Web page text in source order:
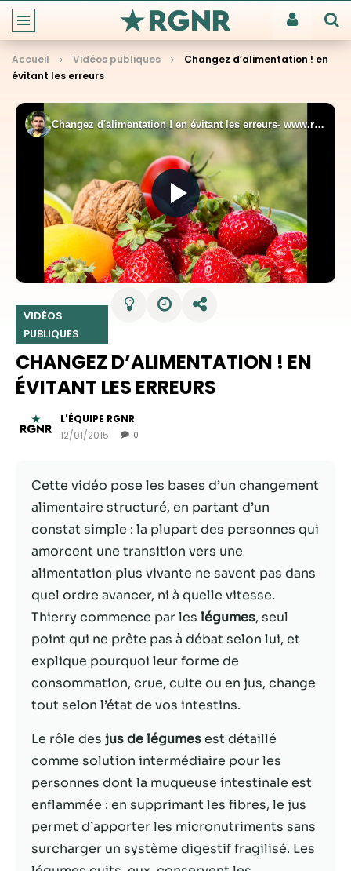
Accueil Vidéos publiques
Changez d’alimentation ! en
évitant les erreurs
VIDÉOS
PUBLIQUES
CHANGEZ D’ALIMENTATION ! EN
ÉVITANT LES ERREURS
L'ÉQUIPE RGNR
12/01/2015
0
Cette vidéo pose les bases d’un changement
alimentaire structuré, en partant d’un
constat simple : la plupart des personnes qui
amorcent une transition vers une
alimentation plus vivante ne savent pas dans
quel ordre avancer, ni à quelle vitesse.
Thierry commence par les légumes, seul
point qui ne prête pas à débat selon lui, et
explique pourquoi leur forme de
consommation, crue, cuite ou en jus, change
tout selon l’état de vos intestins.
Le rôle des jus de légumesest détaillé
comme solution intermédiaire pour les
personnes dont la muqueuse intestinale est
enflammée : en supprimant les fibres, le jus
permet d’apporter les micronutriments sans
surcharger un système digestif fragilisé. Les
Nécessaire
Ces cookies ne
sont pas
facultatifs. Ils
sont
nécessaires au
fonctionnement
du site Web.
Statistiques
Afin que nous
puissions
améliorer la
fonctionnalité
et la structure
du site Web,
en fonction